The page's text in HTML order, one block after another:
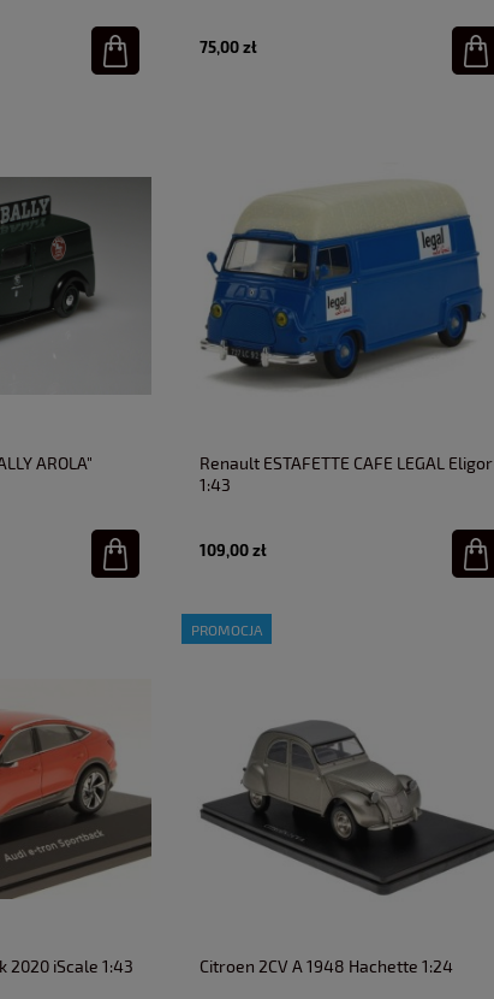
75,00 zł
AROLA"
Renault ESTAFETTE CAFE LEGAL Eligor
1:43
109,00 zł
2020 iScale 1:43 Citroen 2CV A 1948 Hachette 1:24
PROMOCJA